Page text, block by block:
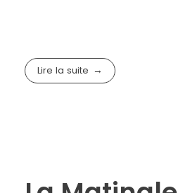
Lire la suite